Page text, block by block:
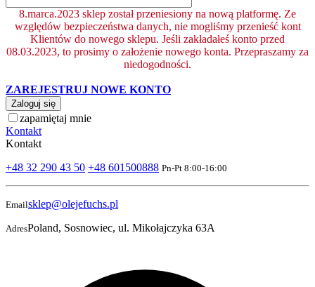
8.marca.2023 sklep został przeniesiony na nową platformę. Ze
względów bezpieczeństwa danych, nie mogliśmy przenieść kont
Klientów do nowego sklepu. Jeśli zakładałeś konto przed
08.03.2023, to prosimy o założenie nowego konta. Przepraszamy za
niedogodności.
ZAREJESTRUJ NOWE KONTO
Zaloguj się
zapamiętaj mnie
Kontakt
Kontakt
+48 32 290 43 50 +48 601500888 Pn-Pt 8:00-16:00
Emailsklep@olejefuchs.pl
AdresPoland, Sosnowiec, ul. Mikołajczyka 63A